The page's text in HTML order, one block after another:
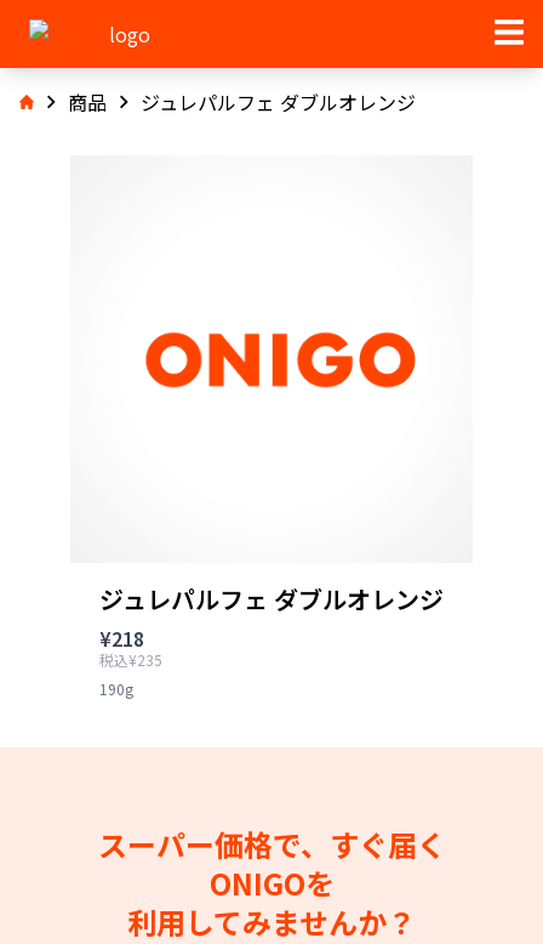
商品 ジュレパルフェ ダブルオレンジ
ジュレパルフェ ダブルオレンジ
¥218
税込¥235
190g
スーパー価格で、すぐ届く
ONIGOを
利用してみませんか？